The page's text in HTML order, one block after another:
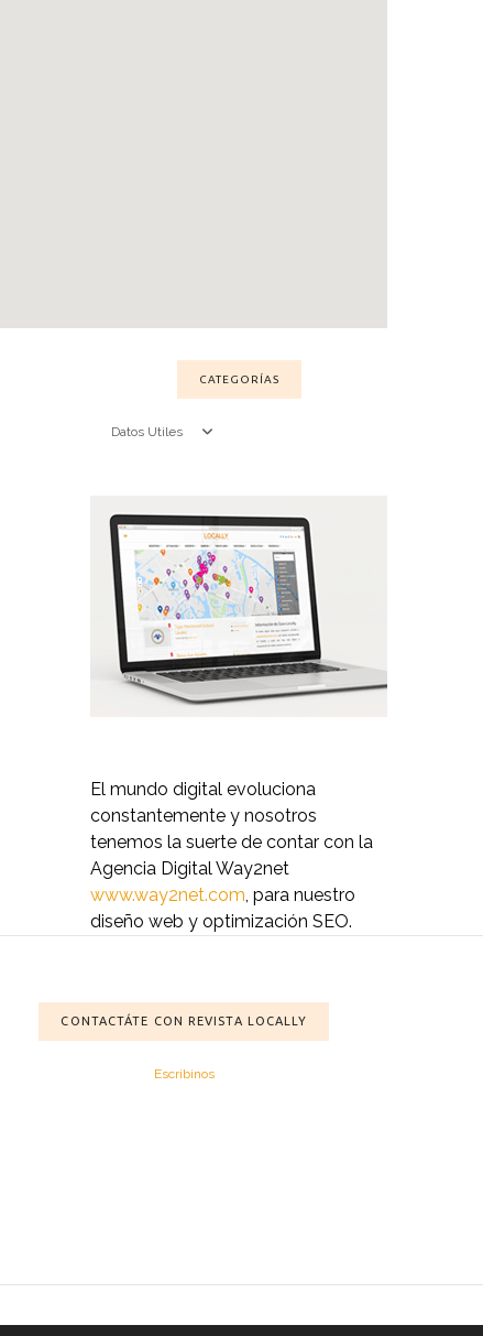
CATEGORÍAS
Datos Utiles
El mundo digital evoluciona
constantemente y nosotros
tenemos la suerte de contar con la
Agencia Digital Way2net
www.way2net.com, para nuestro
diseño web y optimización SEO.
CONTACTÁTE CON REVISTA LOCALLY
Escribinos